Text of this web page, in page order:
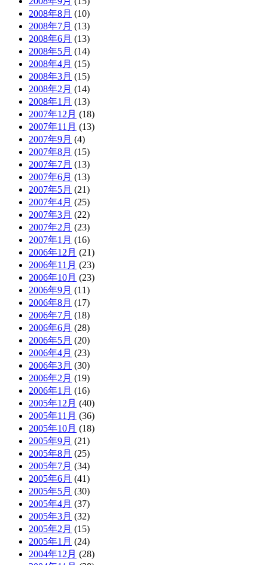
2008年8月 (10)
2008年7月 (13)
2008年6月 (13)
2008年5月 (14)
2008年4月 (15)
2008年3月 (15)
2008年2月 (14)
2008年1月 (13)
2007年12月 (18)
2007年11月 (13)
2007年9月 (4)
2007年8月 (15)
2007年7月 (13)
2007年6月 (13)
2007年5月 (21)
2007年4月 (25)
2007年3月 (22)
2007年2月 (23)
2007年1月 (16)
2006年12月 (21)
2006年11月 (23)
2006年10月 (23)
2006年9月 (11)
2006年8月 (17)
2006年7月 (18)
2006年6月 (28)
2006年5月 (20)
2006年4月 (23)
2006年3月 (30)
2006年2月 (19)
2006年1月 (16)
2005年12月 (40)
2005年11月 (36)
2005年10月 (18)
2005年9月 (21)
2005年8月 (25)
2005年7月 (34)
2005年6月 (41)
2005年5月 (30)
2005年4月 (37)
2005年3月 (32)
2005年2月 (15)
2005年1月 (24)
2004年12月 (28)